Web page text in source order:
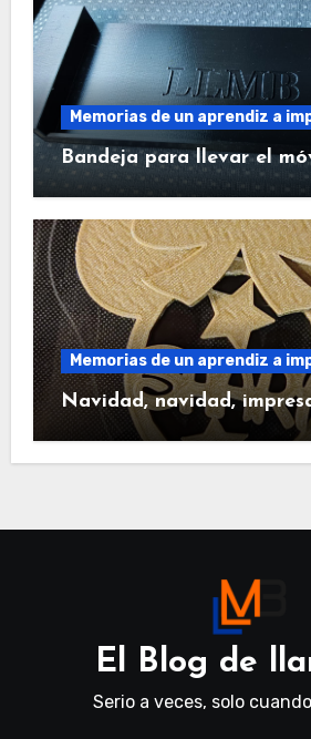
Memorias de un aprendiz a
Bandeja para llevar el
Memorias de un aprendiz a
Navidad, navidad,
El Blog de
Serio a veces, solo